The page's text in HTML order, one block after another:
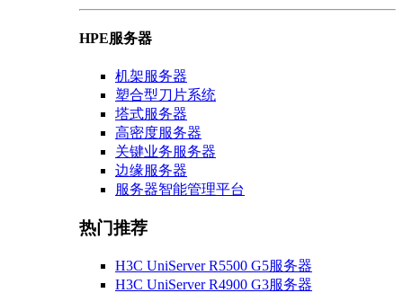
HPE服务器
机架服务器
塑合型刀片系统
塔式服务器
高密度服务器
关键业务服务器
边缘服务器
服务器智能管理平台
热门推荐
H3C UniServer R5500 G5服务器
H3C UniServer R4900 G3服务器